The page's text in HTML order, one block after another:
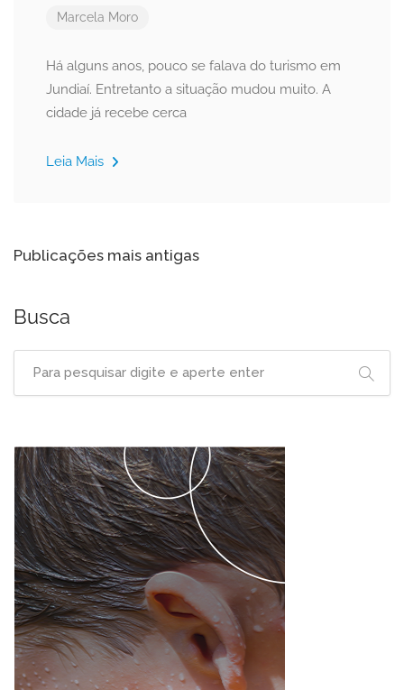
Marcela Moro
Há alguns anos, pouco se falava do turismo em
Jundiaí. Entretanto a situação mudou muito. A
cidade já recebe cerca
Leia Mais
Navegação
posts
Publicações mais antigas
Busca